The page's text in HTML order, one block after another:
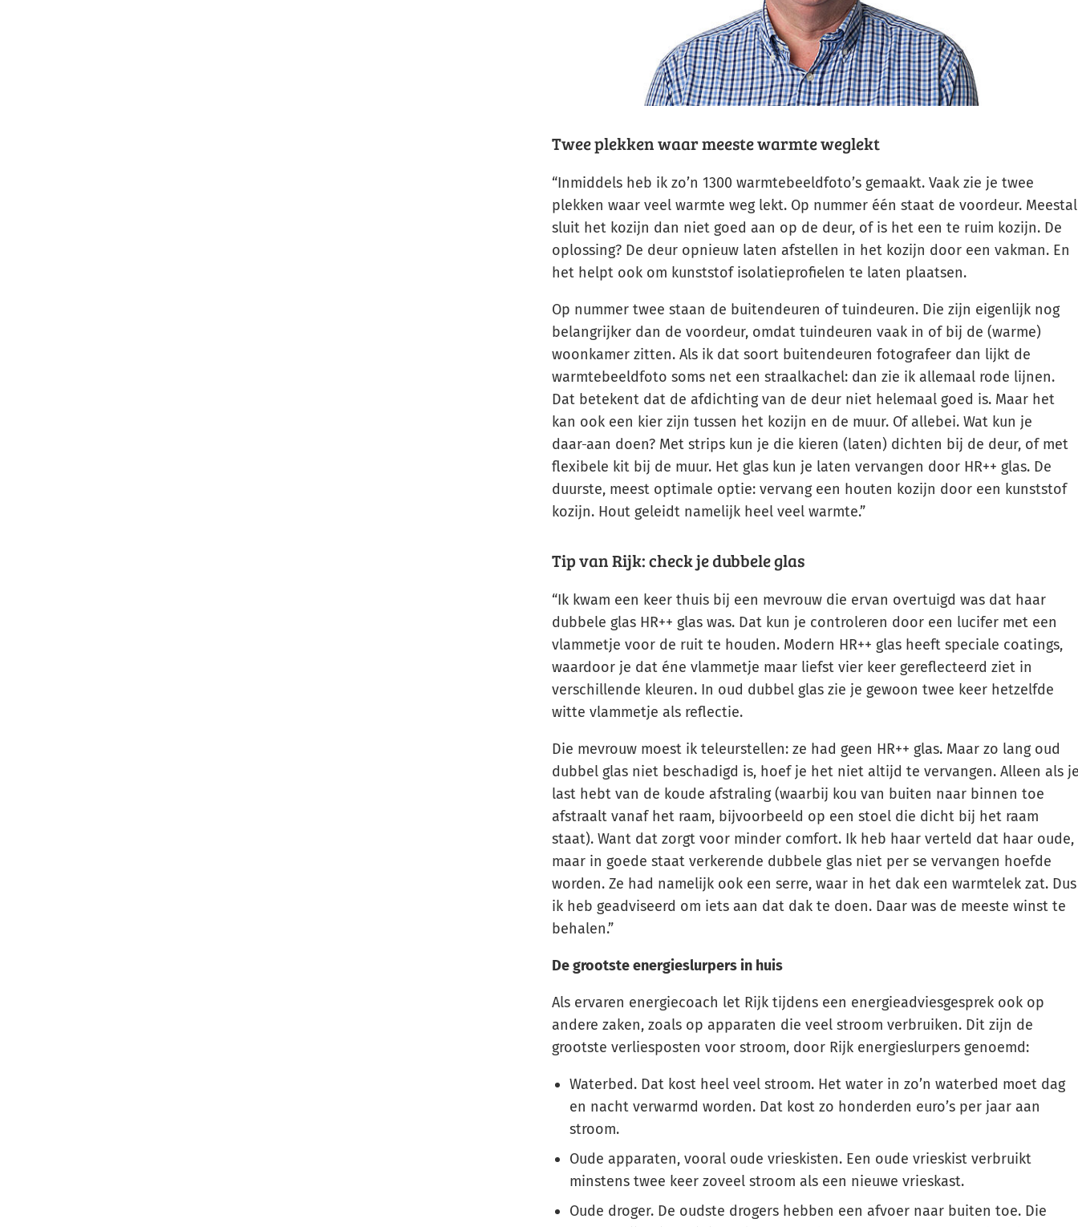
Twee plekken waar meeste warmte weglekt
“Inmiddels heb ik zo’n 1300 warmtebeeldfoto’s gemaakt. Vaak zie je twee
plekken waar veel warmte weg lekt. Op nummer één staat de voordeur. Meestal
sluit het kozijn dan niet goed aan op de deur, of is het een te ruim kozijn. De
oplossing? De deur opnieuw laten afstellen in het kozijn door een vakman. En
het helpt ook om kunststof isolatieprofielen te laten plaatsen.
Op nummer twee staan de buitendeuren of tuindeuren. Die zijn eigenlijk nog
belangrijker dan de voordeur, omdat tuindeuren vaak in of bij de (warme)
woonkamer zitten. Als ik dat soort buitendeuren fotografeer dan lijkt de
warmtebeeldfoto soms net een straalkachel: dan zie ik allemaal rode lijnen.
Dat betekent dat de afdichting van de deur niet helemaal goed is. Maar het
kan ook een kier zijn tussen het kozijn en de muur. Of allebei. Wat kun je
daar aan doen? Met strips kun je die kieren (laten) dichten bij de deur, of met
flexibele kit bij de muur. Het glas kun je laten vervangen door HR++ glas. De
duurste, meest optimale optie: vervang een houten kozijn door een kunststof
kozijn. Hout geleidt namelijk heel veel warmte.”
Tip van Rijk: check je dubbele glas
“Ik kwam een keer thuis bij een mevrouw die ervan overtuigd was dat haar
dubbele glas HR++ glas was. Dat kun je controleren door een lucifer met een
vlammetje voor de ruit te houden. Modern HR++ glas heeft speciale coatings,
waardoor je dat éne vlammetje maar liefst vier keer gereflecteerd ziet in
verschillende kleuren. In oud dubbel glas zie je gewoon twee keer hetzelfde
witte vlammetje als reflectie.
Die mevrouw moest ik teleurstellen: ze had geen HR++ glas. Maar zo lang oud
dubbel glas niet beschadigd is, hoef je het niet altijd te vervangen. Alleen als
last hebt van de koude afstraling (waarbij kou van buiten naar binnen toe
afstraalt vanaf het raam, bijvoorbeeld op een stoel die dicht bij het raam
staat). Want dat zorgt voor minder comfort. Ik heb haar verteld dat haar oude,
maar in goede staat verkerende dubbele glas niet per se vervangen hoefde
worden. Ze had namelijk ook een serre, waar in het dak een warmtelek zat. Dus
ik heb geadviseerd om iets aan dat dak te doen. Daar was de meeste winst te
behalen.”
De grootste energieslurpers in huis
Als ervaren energiecoach let Rijk tijdens een energieadviesgesprek ook op
andere zaken, zoals op apparaten die veel stroom verbruiken. Dit zijn de
grootste verliesposten voor stroom, door Rijk energieslurpers genoemd:
Waterbed. Dat kost heel veel stroom. Het water in zo’n waterbed moet dag
en nacht verwarmd worden. Dat kost zo honderden euro’s per jaar aan
stroom.
Oude apparaten, vooral oude vrieskisten. Een oude vrieskist verbruikt
minstens twee keer zoveel stroom als een nieuwe vrieskast.
Oude droger. De oudste drogers hebben een afvoer naar buiten toe. Die